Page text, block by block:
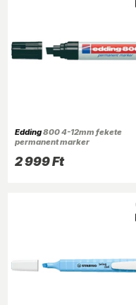
Edding800 4-12mm fekete
permanent marker
2 999 Ft